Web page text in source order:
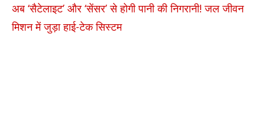
अब ‘सैटेलाइट’ और ‘सेंसर’ से होगी पानी की निगरानी! जल जीवन
मिशन में जुड़ा हाई-टेक सिस्टम